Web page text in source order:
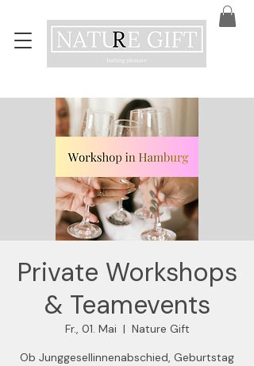
Private Workshops
& Teamevents
Fr., 01. Mai
  |
Nature Gift
Ob Junggesellinnenabschied, Geburtstag